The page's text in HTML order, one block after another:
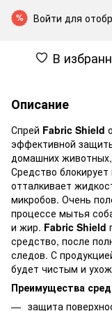
% Войти для
В
Описание
Спрей Fabric Shield
эффективной
домашних
Средство
отталкивает
микробов. Очень
процессе мытья
и жир. Fabric Shield
средство, после
следов. С
будет чистым и
Преимущества
защита